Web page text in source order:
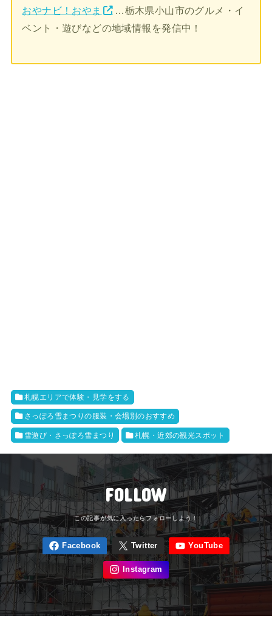
おやナビ！おやま
…栃木県小山市のグルメ・イ
ベント・遊びなどの地域情報を発信中！
札幌エリアで体験・見学をする
さっぽろ雪まつりの服装・会場別のおすすめ
雪遊び・さっぽろ雪まつり 札幌・近郊の観光スポット
FOLLOW